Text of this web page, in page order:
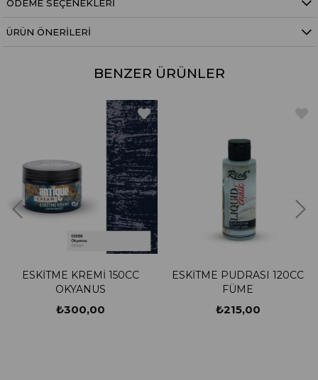
ÖDEME SEÇENEKLERI
ÜRÜN ÖNERILERI
BENZER ÜRÜNLER
KREMİ 150CC
OKYANUS
₺300,00
ESKİTME PUDRASI 120CC
FÜME
₺215,00